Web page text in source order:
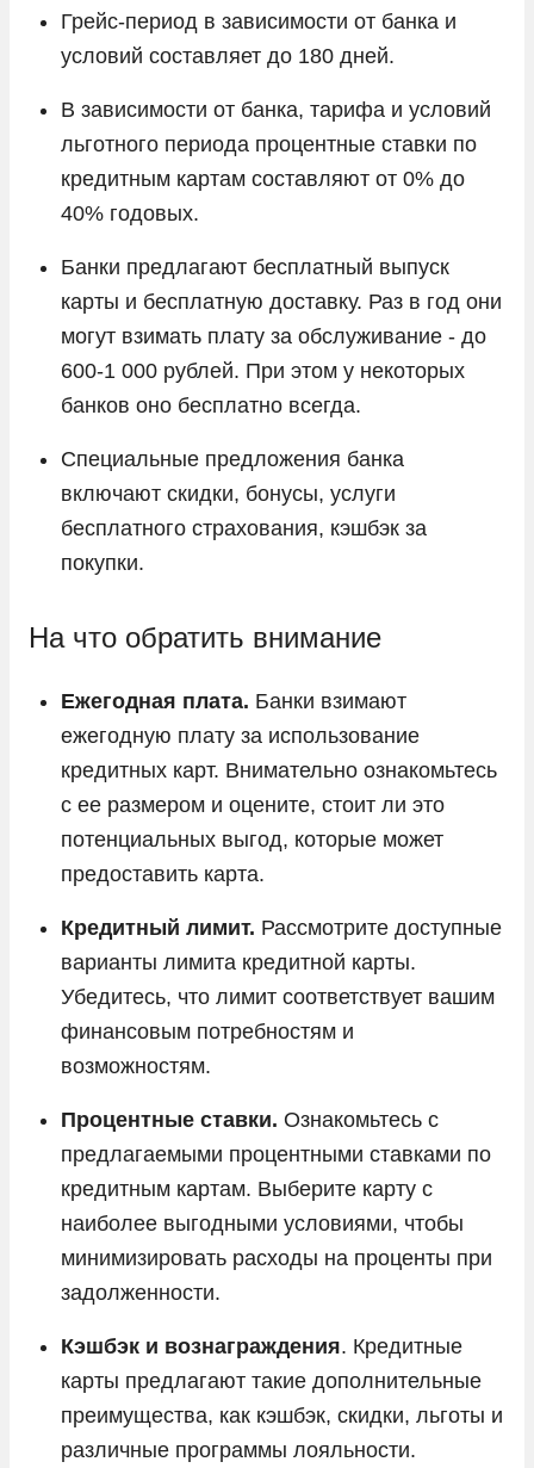
Грейс-период в зависимости от банка и
условий составляет до 180 дней.
В зависимости от банка, тарифа и условий
льготного периода процентные ставки по
кредитным картам составляют от 0% до
40% годовых.
Банки предлагают бесплатный выпуск
карты и бесплатную доставку. Раз в год они
могут взимать плату за обслуживание - до
600-1 000 рублей. При этом у некоторых
банков оно бесплатно всегда.
Специальные предложения банка
включают скидки, бонусы, услуги
бесплатного страхования, кэшбэк за
покупки.
На что обратить внимание
Ежегодная плата. Банки взимают
ежегодную плату за использование
кредитных карт. Внимательно ознакомьтесь
с ее размером и оцените, стоит ли это
потенциальных выгод, которые может
предоставить карта.
Кредитный лимит. Рассмотрите доступные
варианты лимита кредитной карты.
Убедитесь, что лимит соответствует вашим
финансовым потребностям и
возможностям.
Процентные ставки. Ознакомьтесь с
предлагаемыми процентными ставками по
кредитным картам. Выберите карту с
наиболее выгодными условиями, чтобы
минимизировать расходы на проценты при
задолженности.
Кэшбэк и вознаграждения. Кредитные
карты предлагают такие дополнительные
преимущества, как кэшбэк, скидки, льготы и
различные программы лояльности.